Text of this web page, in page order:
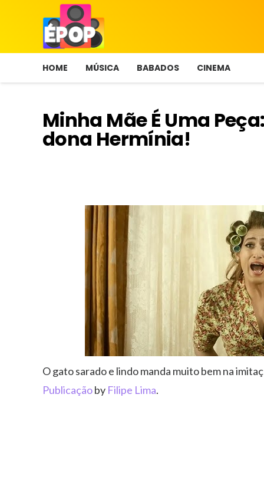
HOME MÚSICA BABADOS CINEMA
Minha Mãe É Uma
dona Hermínia!
O gato sarado e lindo manda muito bem na
Publicaçãoby Filipe Lima.